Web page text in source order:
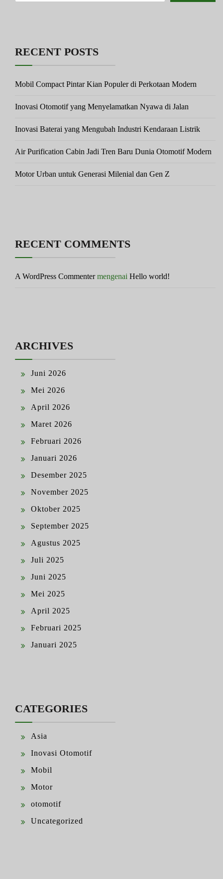
RECENT POSTS
Mobil Compact Pintar Kian Populer di Perkotaan Modern
Inovasi Otomotif yang Menyelamatkan Nyawa di Jalan
Inovasi Baterai yang Mengubah Industri Kendaraan Listrik
Air Purification Cabin Jadi Tren Baru Dunia Otomotif Modern
Motor Urban untuk Generasi Milenial dan Gen Z
RECENT COMMENTS
A WordPress Commentermengenai Hello world!
ARCHIVES
Juni 2026
Mei 2026
April 2026
Maret 2026
Februari 2026
Januari 2026
Desember 2025
November 2025
Oktober 2025
September 2025
Agustus 2025
Juli 2025
Juni 2025
Mei 2025
April 2025
Februari 2025
Januari 2025
CATEGORIES
Asia
Inovasi Otomotif
Mobil
Motor
otomotif
Uncategorized